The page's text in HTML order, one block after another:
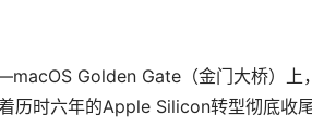
Golden Gate（金门大桥）上，
历时六年的Apple Silicon转型彻底收